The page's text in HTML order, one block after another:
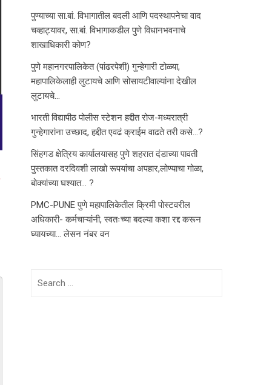
पुण्याच्या सा.बां. विभागातील बदली आणि पदस्थापनेचा वाद
चव्हाट्यावर, सा.बां. विभागाकडील पुणे विधानभवनाचे
शाखाधिकारी कोण?
पुणे महानगरपालिकेत (पांढरपेशी) गुन्हेगारी टोळ्या,
महापालिकेलाही लुटायचे आणि सोसायटीवाल्यांना देखील
लुटायचे…
भारती विद्यापीठ पोलीस स्टेशन हद्दीत रोज-मध्यरात्री
गुन्हेगारांना उच्छाद, हद्दीत एवढं क्राईम वाढते तरी कसे…?
सिंहगड क्षेत्रिय कार्यालयासह पुणे शहरात दंडाच्या पावती
पुस्तकात दरदिवशी लाखो रूपयांचा अपहार,लोण्याचा गोळा,
बोक्यांच्या घश्यात… ?
PMC-PUNE पुणे महापालिकेतील क्रिमी पोस्टवरील
अधिकारी- कर्मचाऱ्यांनी, स्वतःच्या बदल्या कशा रद्द करून
घ्यायच्या… लेसन नंबर वन